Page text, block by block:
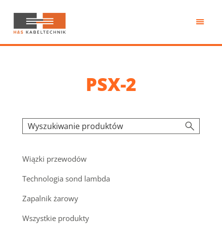
treści
H&S
Kabeltechnik
PSX-2
Wiązki przewodów
Technologia sond lambda
Zapalnik żarowy
Wszystkie produkty